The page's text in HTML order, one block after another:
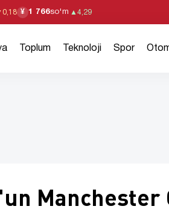
0,18 ¥ 1 766so'm ▲ 4,29
Toplum Teknoloji Spor
Manchester